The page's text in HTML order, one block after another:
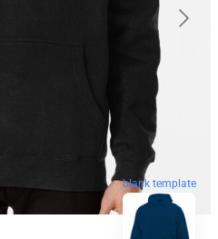
blank template